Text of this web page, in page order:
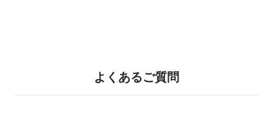
よくあるご質問